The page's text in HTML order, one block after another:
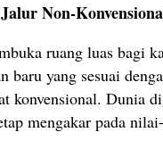
Non-
ruang luas bagi
baru yang sesuai
konvensional. Dunia
mengakar pada